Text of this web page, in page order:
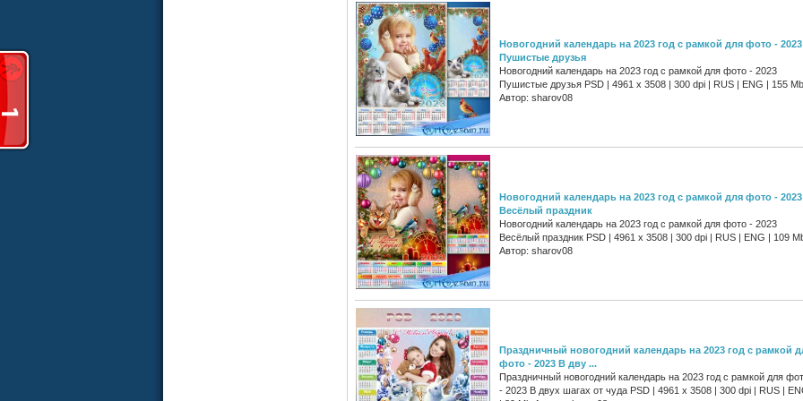
Новогодний календарь на 2023 год с рамкой для фото - 2023
Пушистые друзья
Новогодний календарь на 2023 год с рамкой для фото - 2023
Пушистые друзья PSD | 4961 х 3508 | 300 dpi | RUS | ENG | 155 Mb
Автор: sharov08
Новогодний календарь на 2023 год с рамкой для фото - 2023
Весёлый праздник
Новогодний календарь на 2023 год с рамкой для фото - 2023
Весёлый праздник PSD | 4961 х 3508 | 300 dpi | RUS | ENG | 109
Автор: sharov08
Праздничный новогодний календарь на 2023 год с рамкой
фото - 2023 В дву ...
Праздничный новогодний календарь на 2023 год с рамкой для
- 2023 В двух шагах от чуда PSD | 4961 х 3508 | 300 dpi | RUS |